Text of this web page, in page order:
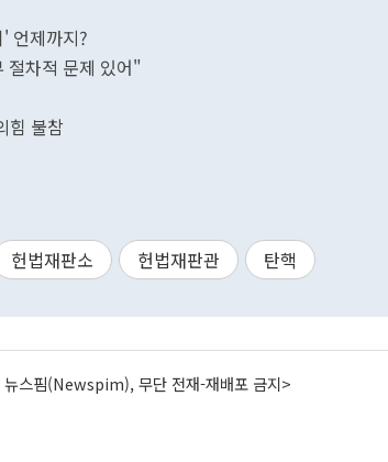
언제까지?
차적 문제 있어"
힘 불참
헌법재판소 헌법재판관 탄핵
뉴스핌(Newspim), 무단 전재-재배포 금지>